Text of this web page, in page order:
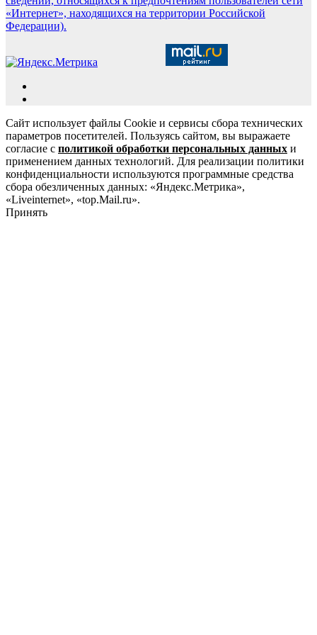
«Интернет», находящихся на территории Российской
Федерации).
Сайт использует файлы Cookie и сервисы сбора технических
параметров посетителей. Пользуясь сайтом, вы выражаете
согласие с политикой обработки персональных данных и
применением данных технологий. Для реализации политики
конфиденциальности используются программные средства
сбора обезличенных данных: «Яндекс.Метрика»,
«Liveinternet», «top.Mail.ru».
Принять